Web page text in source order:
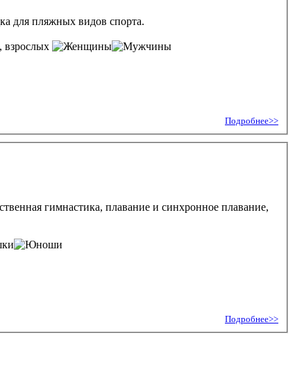
для пляжных видов спорта.
, взрослых
Подробнее>>
гимнастика, плавание и синхронное плавание,
Подробнее>>